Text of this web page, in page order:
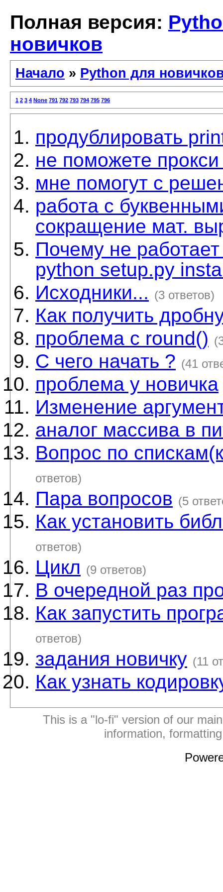
Полная версия:
новичков
Начало » Python для
1 2 3 4 None 791 792 793 794 795 796
продублировать
не поможете
мне помогут с
работа с
сокращение мат.
Почему не
python setup.py
Исходники... (3 ответов)
Как получить
проблема с round()
С чего начать ? (41
проблема у новичка
Изменение
аналог массива в
Вопрос по
ответов)
Пара вопросов (5
Как установить
ответов)
Цикл (9 ответов)
В очередной раз
Как запустить
ответов)
задания новичку (11
Как узнать
This is a "lo-fi" version of our
information,